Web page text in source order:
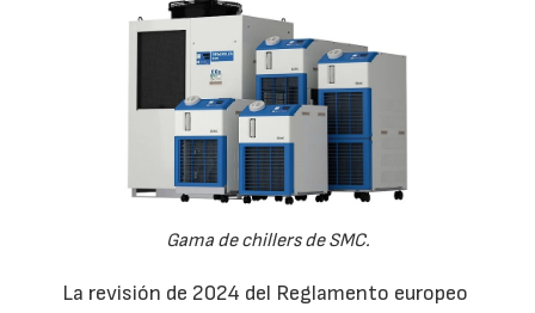
Gama de chillers de SMC.
La revisión de 2024 del Reglamento europeo